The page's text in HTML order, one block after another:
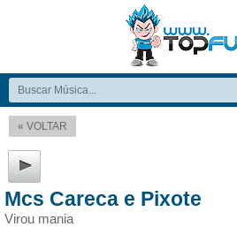
« VOLTAR
Mcs Careca e Pixote
Virou mania